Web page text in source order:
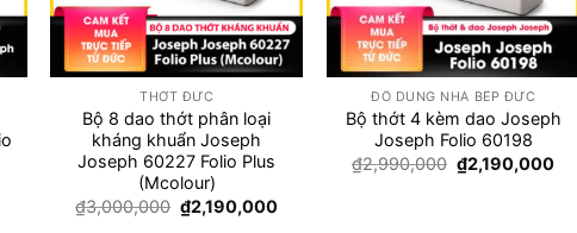
Giá
+
THỚT ĐỨC
Bộ 8 dao thớt phân loại
kháng khuẩn Joseph
Joseph 60227 Folio Plus
(Mcolour)
₫3,000,000 Giá
gốc
₫2,190,000Giá
+
ĐỒ DÙNG NHÀ BẾP ĐỨC
Bộ thớt 4 kèm dao Joseph
Joseph Folio 60198
₫2,990,000 Giá
gốc
₫2,190,000Giá